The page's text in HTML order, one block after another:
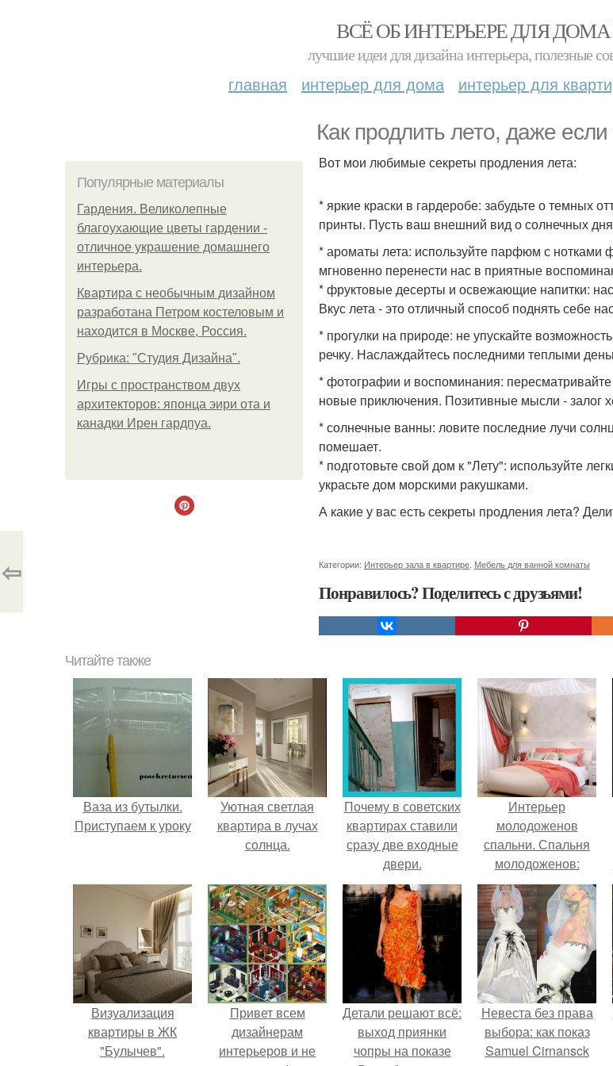
ВСЁ ОБ ИНТЕРЬЕРЕ ДЛЯ
лучшие идеи для дизайна интерьера, полезные
главная интерьер для дома интерьер для
Как продлить лето, даже если
Популярные материалы
Гардения. Великолепные
благоухающие цветы гардении -
отличное украшение домашнего
интерьера.
Квартира с необычным дизайном
разработана Петром костеловым и
находится в Москве, Россия.
Рубрика: "Студия Дизайна".
Игры с пространством двух
архитекторов: японца эири ота и
канадки Ирен гардпуа.
Вот мои любимые секреты продления лета:
* яркие краски в гардеробе: забудьте о темных
принты. Пусть ваш внешний вид о солнечных
* ароматы лета: используйте парфюм с нотками
мгновенно перенести нас в приятные
* фруктовые десерты и освежающие напитки:
Вкус лета - это отличный способ поднять себе
* прогулки на природе: не упускайте
речку. Наслаждайтесь последними теплыми
* фотографии и воспоминания:
новые приключения. Позитивные мысли - залог
* солнечные ванны: ловите последние лучи
помешает.
* подготовьте свой дом к "Лету": используйте
украсьте дом морскими ракушками.
А какие у вас есть секреты продления лета?
Категории: Интерьер зала в квартире Мебель для ванной комнаты
Понравилось? Поделитесь с друзьями!
⇦
Читайте также
Ваза из бутылки.
Приступаем к уроку
Уютная светлая
квартира в лучах
солнца.
Почему в советских
квартирах ставили
сразу две входные
двери.
Интерьер
молодоженов
спальни. Спальня
молодоженов:
каким должен быть
интерьер спальни
для молодой
семьи?
Визуализация
квартиры в ЖК
"Булычев".
Привет всем
дизайнерам
интерьеров и не
Детали решают всё:
выход приянки
чопры на показе
Невеста без права
выбора: как показ
Samuel Cirnansck